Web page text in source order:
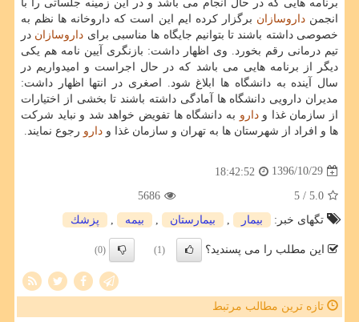
برنامه هایی كه در حال انجام می باشد و در این زمینه جلساتی را با
انجمنداروسازان برگزار كرده ایم این است كه داروخانه ها نظم به
خصوصی داشته باشند تا بتوانیم جایگاه ها مناسبی برای داروسازان در
تیم درمانی رقم بخورد. وی اظهار داشت: بازنگری آیین نامه هم یكی
دیگر از برنامه هایی می باشد كه در حال اجراست و امیدواریم در
سال آینده به دانشگاه ها ابلاغ شود. اصغری در انتها اظهار داشت:
مدیران دارویی دانشگاه ها آمادگی داشته باشند تا بخشی از اختیارات
از سازمان غذا ودارو به دانشگاه ها تفویض خواهد شد و نباید شركت
ها و افراد از شهرستان ها به تهران و سازمان غذا و دارو رجوع نمایند.
1396/10/29
18:42:52
5.0
/ 5
5686
تگهای خبر:
بیمار بیمارستان بیمه پزشك
این مطلب را می پسندید؟ (1)
(0)
تازه ترین مطالب مرتبط